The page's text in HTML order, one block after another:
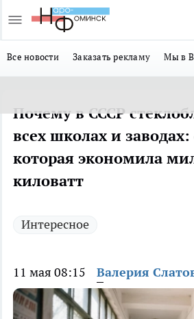
Все новости Заказать рекламу Мы в
Почему в СССР
всех школах и
которая экономила
киловатт
Интересное
11 мая 08:15 Валерия